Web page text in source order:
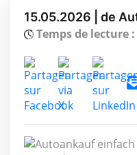
15.05.2026 | de
Temps de lecture :